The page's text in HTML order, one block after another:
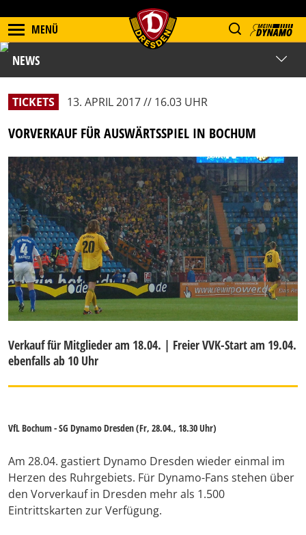
MENÜ
NEWS
TICKETS 13. APRIL 2017 // 16.03 UHR
VORVERKAUF FÜR AUSWÄRTSSPIEL IN BOCHUM
Verkauf für Mitglieder am 18.04. | Freier VVK-Start am 19.04.
ebenfalls ab 10 Uhr
VfL Bochum - SG Dynamo Dresden (Fr, 28.04., 18.30 Uhr)
Am 28.04. gastiert Dynamo Dresden wieder einmal im
Herzen des Ruhrgebiets. Für Dynamo-Fans stehen über
den Vorverkauf in Dresden mehr als 1.500
Eintrittskarten zur Verfügung.